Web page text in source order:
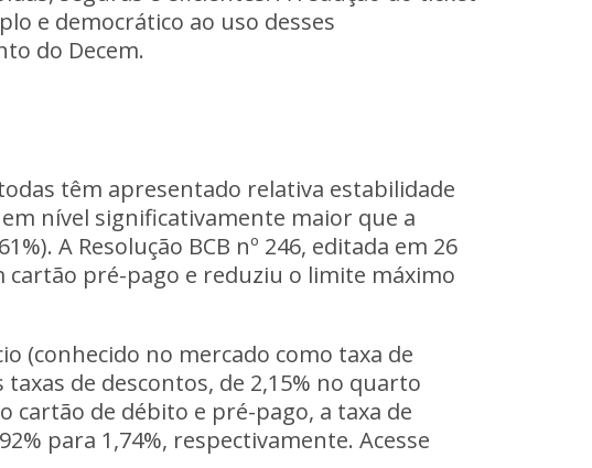
e democrático ao uso desses
do Decem.
têm apresentado relativa estabilidade
nível significativamente maior que a
A Resolução BCB nº 246, editada em 26
cartão pré-pago e reduziu o limite máximo
(conhecido no mercado como taxa de
de descontos, de 2,15% no quarto
cartão de débito e pré-pago, a taxa de
para 1,74%, respectivamente. Acesse